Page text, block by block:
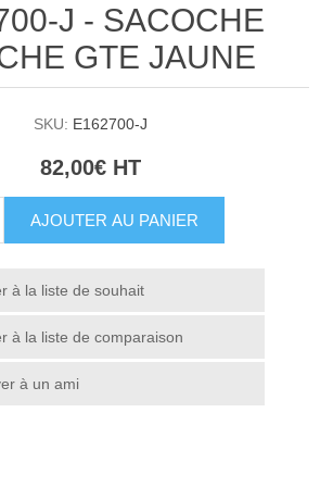
J - SACOCHE
GTE JAUNE
SKU: E162700-J
82,00€ HT
AJOUTER AU PANIER
à la liste de souhait
à la liste de comparaison
à un ami